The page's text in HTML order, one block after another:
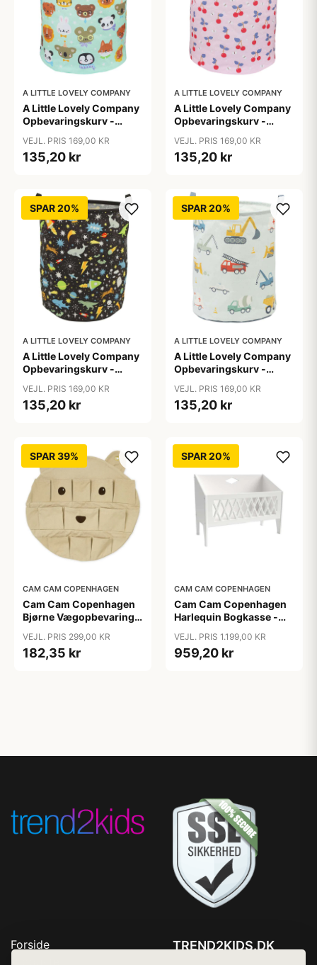
A LITTLE LOVELY COMPANY
A Little Lovely Company
Opbevaringskurv -
VEJL. PRIS 169,00 KR
135,20 kr
A LITTLE LOVELY COMPANY
A Little Lovely Company
Opbevaringskurv -
VEJL. PRIS 169,00 KR
135,20 kr
SPAR 20%
A LITTLE LOVELY COMPANY
A Little Lovely Company
Opbevaringskurv -
VEJL. PRIS 169,00 KR
135,20 kr
SPAR 20%
A LITTLE LOVELY COMPANY
A Little Lovely Company
Opbevaringskurv -
VEJL. PRIS 169,00 KR
135,20 kr
SPAR 39%
CAM CAM COPENHAGEN
Cam Cam Copenhagen
Bjørne Vægopbevaring -
VEJL. PRIS 299,00 KR
182,35 kr
SPAR 20%
CAM CAM COPENHAGEN
Cam Cam Copenhagen
Harlequin Bogkasse -
VEJL. PRIS 1.199,00 KR
959,20 kr
Forside
TREND2KIDS.DK